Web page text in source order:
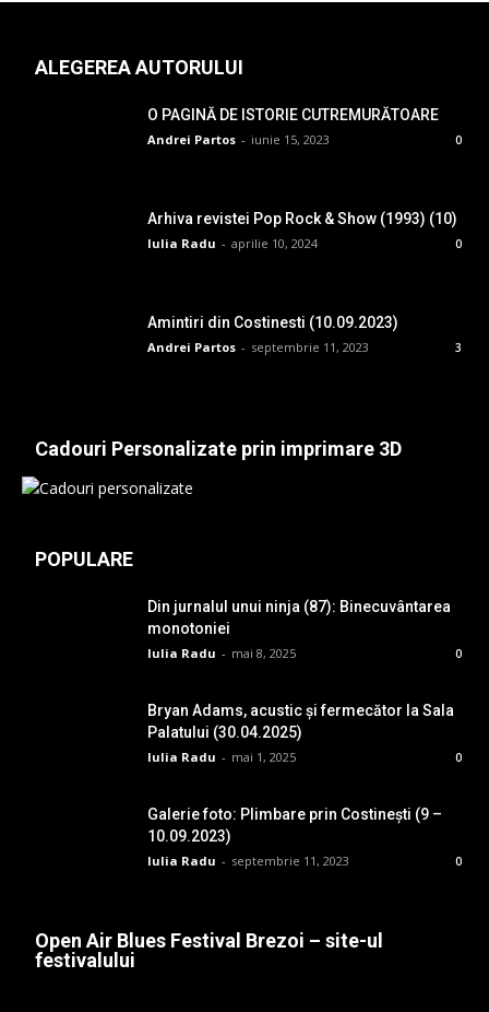
ALEGEREA AUTORULUI
O PAGINĂ DE ISTORIE CUTREMURĂTOARE
Andrei Partos - iunie 15, 2023 0
Arhiva revistei Pop Rock & Show (1993) (10)
Iulia Radu - aprilie 10, 2024 0
Amintiri din Costinesti (10.09.2023)
Andrei Partos - septembrie 11, 2023 3
Cadouri Personalizate prin imprimare 3D
POPULARE
Din jurnalul unui ninja (87): Binecuvântarea
monotoniei
Iulia Radu - mai 8, 2025 0
Bryan Adams, acustic și fermecător la Sala
Palatului (30.04.2025)
Iulia Radu - mai 1, 2025 0
Galerie foto: Plimbare prin Costinești (9 –
10.09.2023)
Iulia Radu - septembrie 11, 2023 0
Open Air Blues Festival Brezoi – site-ul
festivalului